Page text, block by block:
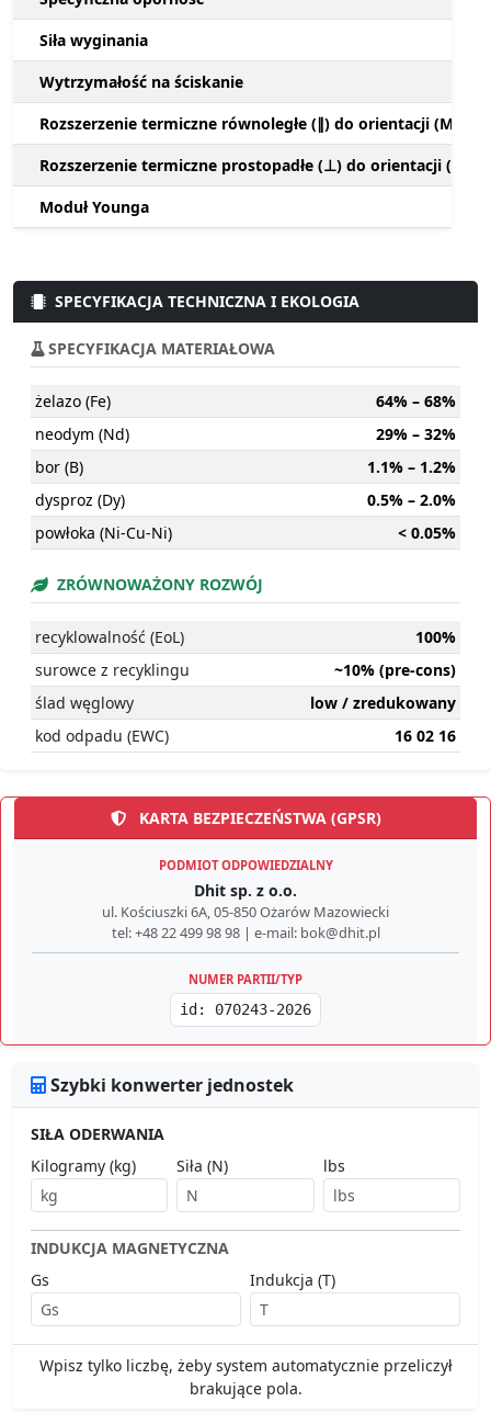
Siła wyginania
Wytrzymałość na ściskanie
Rozszerzenie termiczne równoległe (∥) do orientacji (M)
Rozszerzenie termiczne prostopadłe (⊥) do orientacji (M)
Moduł Younga
SPECYFIKACJA TECHNICZNA I EKOLOGIA
SPECYFIKACJA MATERIAŁOWA
żelazo (Fe)
64% – 68%
neodym (Nd)
29% – 32%
bor (B)
1.1% – 1.2%
dysproz (Dy)
0.5% – 2.0%
powłoka (Ni-Cu-Ni)
< 0.05%
ZRÓWNOWAŻONY ROZWÓJ
recyklowalność (EoL)
100%
surowce z recyklingu
~10% (pre-cons)
ślad węglowy
low / zredukowany
kod odpadu (EWC)
16 02 16
KARTA BEZPIECZEŃSTWA (GPSR)
PODMIOT ODPOWIEDZIALNY
Dhit sp. z o.o.
ul. Kościuszki 6A, 05-850 Ożarów Mazowiecki
tel: +48 22 499 98 98 | e-mail: bok@dhit.pl
NUMER PARTII/TYP
id: 070243-2026
Szybki konwerter jednostek
SIŁA ODERWANIA
Kilogramy (kg)
Siła (N) lbs
INDUKCJA MAGNETYCZNA
Gs
Indukcja (T)
Wpisz tylko liczbę, żeby system automatycznie przeliczył
brakujące pola.